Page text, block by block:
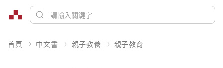
首頁 中文書 親子教養 親子教育